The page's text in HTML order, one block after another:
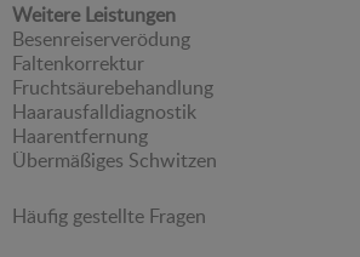
Weitere Leistungen
Besenreiserverödung
Faltenkorrektur
Fruchtsäurebehandlung
Haarausfalldiagnostik
Haarentfernung
Übermäßiges Schwitzen
Häufig gestellte Fragen